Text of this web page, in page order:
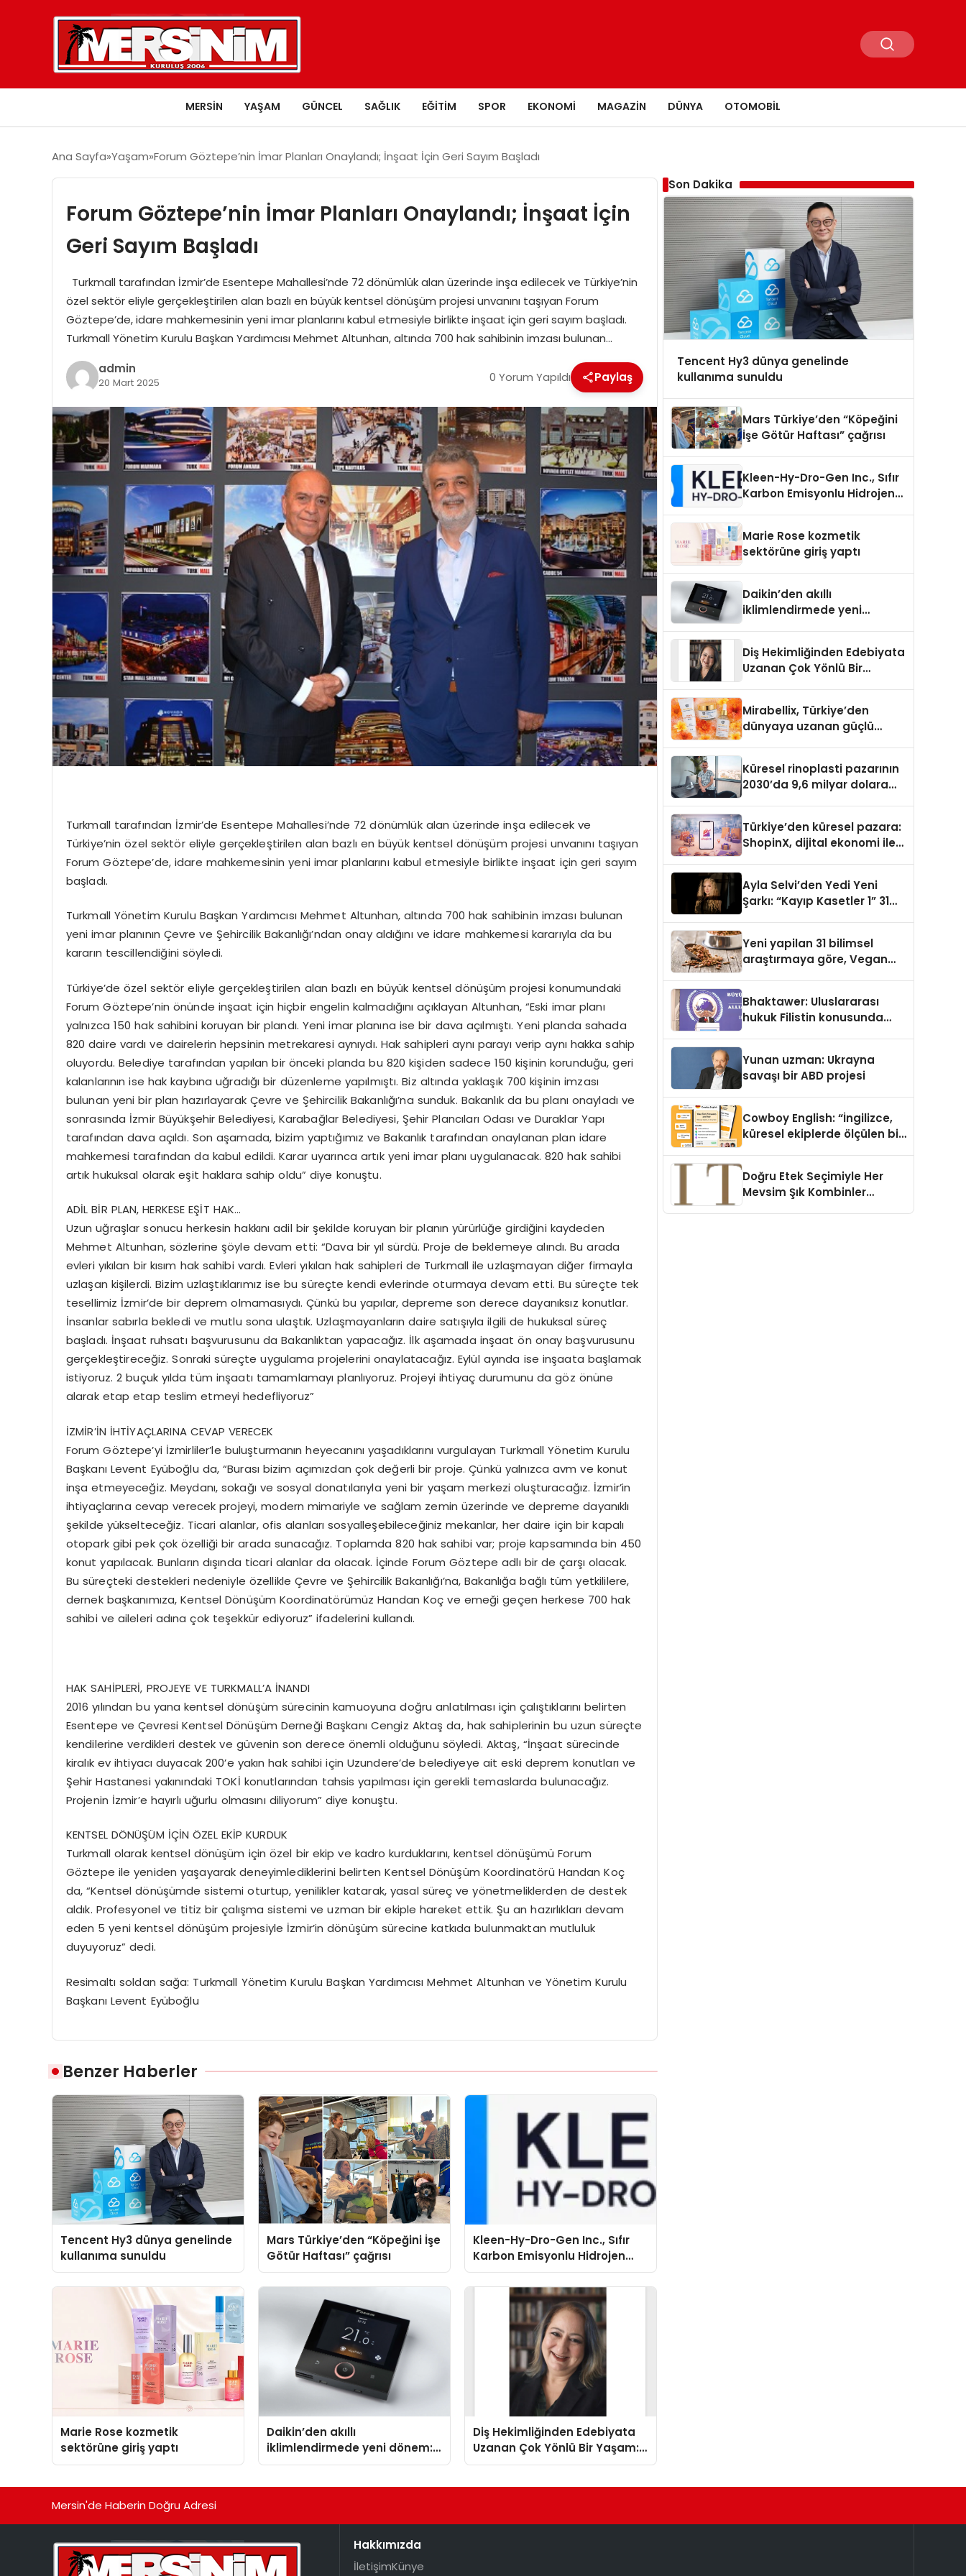
MERSIN YAŞAM GÜNCEL SAĞLIK EĞITIM SPOR EKONOMI MAGAZIN DÜNYA OTOMOBIL
Ana Sayfa Yaşam Forum Göztepe’nin İmar Planları Onaylandı; İnşaat İçin Geri Sayım Başladı
Forum Göztepe’nin İmar Planları Onaylandı; İnşaat İçin
Geri Sayım Başladı
Turkmall tarafından İzmir’de Esentepe Mahallesi’nde 72 dönümlük alan üzerinde inşa edilecek ve Türkiye’nin
özel sektör eliyle gerçekleştirilen alan bazlı en büyük kentsel dönüşüm projesi unvanını taşıyan Forum
Göztepe’de, idare mahkemesinin yeni imar planlarını kabul etmesiyle birlikte inşaat için geri sayım başladı.
Turkmall Yönetim Kurulu Başkan Yardımcısı Mehmet Altunhan, altında 700 hak sahibinin imzası bulunan…
admin
20 Mart 2025 0 Yorum Yapıldı Paylaş
Turkmall tarafından İzmir’de Esentepe Mahallesi’nde 72 dönümlük alan üzerinde inşa edilecek ve
Türkiye’nin özel sektör eliyle gerçekleştirilen alan bazlı en büyük kentsel dönüşüm projesi unvanını taşıyan
Forum Göztepe’de, idare mahkemesinin yeni imar planlarını kabul etmesiyle birlikte inşaat için geri sayım
başladı.
Turkmall Yönetim Kurulu Başkan Yardımcısı Mehmet Altunhan, altında 700 hak sahibinin imzası bulunan
yeni imar planının Çevre ve Şehircilik Bakanlığı’ndan onay aldığını ve idare mahkemesi kararıyla da bu
kararın tescillendiğini söyledi.
Türkiye’de özel sektör eliyle gerçekleştirilen alan bazlı en büyük kentsel dönüşüm projesi konumundaki
Forum Göztepe’nin önünde inşaat için hiçbir engelin kalmadığını açıklayan Altunhan, “Eski imar planı
yalnızca 150 hak sahibini koruyan bir plandı. Yeni imar planına ise bir dava açılmıştı. Yeni planda sahada
820 daire vardı ve dairelerin hepsinin metrekaresi aynıydı. Hak sahipleri aynı parayı verip aynı hakka sahip
oluyordu. Belediye tarafından yapılan bir önceki planda bu 820 kişiden sadece 150 kişinin korunduğu, geri
kalanlarının ise hak kaybına uğradığı bir düzenleme yapılmıştı. Biz altında yaklaşık 700 kişinin imzası
bulunan yeni bir plan hazırlayarak Çevre ve Şehircilik Bakanlığı’na sunduk. Bakanlık da bu planı onayladı ve
sonrasında İzmir Büyükşehir Belediyesi, Karabağlar Belediyesi, Şehir Plancıları Odası ve Duraklar Yapı
tarafından dava açıldı. Son aşamada, bizim yaptığımız ve Bakanlık tarafından onaylanan plan idare
mahkemesi tarafından da kabul edildi. Karar uyarınca artık yeni imar planı uygulanacak. 820 hak sahibi
artık hukuksal olarak eşit haklara sahip oldu” diye konuştu.
ADİL BİR PLAN, HERKESE EŞİT HAK…
Uzun uğraşlar sonucu herkesin hakkını adil bir şekilde koruyan bir planın yürürlüğe girdiğini kaydeden
Mehmet Altunhan, sözlerine şöyle devam etti: “Dava bir yıl sürdü. Proje de beklemeye alındı. Bu arada
evleri yıkılan bir kısım hak sahibi vardı. Evleri yıkılan hak sahipleri de Turkmall ile uzlaşmayan diğer firmayla
uzlaşan kişilerdi. Bizim uzlaştıklarımız ise bu süreçte kendi evlerinde oturmaya devam etti. Bu süreçte tek
tesellimiz İzmir’de bir deprem olmamasıydı. Çünkü bu yapılar, depreme son derece dayanıksız konutlar.
İnsanlar sabırla bekledi ve mutlu sona ulaştık. Uzlaşmayanların daire satışıyla ilgili de hukuksal süreç
başladı. İnşaat ruhsatı başvurusunu da Bakanlıktan yapacağız. İlk aşamada inşaat ön onay başvurusunu
gerçekleştireceğiz. Sonraki süreçte uygulama projelerini onaylatacağız. Eylül ayında ise inşaata başlamak
istiyoruz. 2 buçuk yılda tüm inşaatı tamamlamayı planlıyoruz. Projeyi ihtiyaç durumunu da göz önüne
alarak etap etap teslim etmeyi hedefliyoruz”
İZMİR’İN İHTİYAÇLARINA CEVAP VERECEK
Forum Göztepe’yi İzmirliler’le buluşturmanın heyecanını yaşadıklarını vurgulayan Turkmall Yönetim Kurulu
Başkanı Levent Eyüboğlu da, “Burası bizim açımızdan çok değerli bir proje. Çünkü yalnızca avm ve konut
inşa etmeyeceğiz. Meydanı, sokağı ve sosyal donatılarıyla yeni bir yaşam merkezi oluşturacağız. İzmir’in
ihtiyaçlarına cevap verecek projeyi, modern mimariyle ve sağlam zemin üzerinde ve depreme dayanıklı
şekilde yükselteceğiz. Ticari alanlar, ofis alanları sosyalleşebileceğiniz mekanlar, her daire için bir kapalı
otopark gibi pek çok özelliği bir arada sunacağız. Toplamda 820 hak sahibi var; proje kapsamında bin 450
konut yapılacak. Bunların dışında ticari alanlar da olacak. İçinde Forum Göztepe adlı bir de çarşı olacak.
Bu süreçteki destekleri nedeniyle özellikle Çevre ve Şehircilik Bakanlığı’na, Bakanlığa bağlı tüm yetkililere,
dernek başkanımıza, Kentsel Dönüşüm Koordinatörümüz Handan Koç ve emeği geçen herkese 700 hak
sahibi ve aileleri adına çok teşekkür ediyoruz” ifadelerini kullandı.
HAK SAHİPLERİ, PROJEYE VE TURKMALL’A İNANDI
2016 yılından bu yana kentsel dönüşüm sürecinin kamuoyuna doğru anlatılması için çalıştıklarını belirten
Esentepe ve Çevresi Kentsel Dönüşüm Derneği Başkanı Cengiz Aktaş da, hak sahiplerinin bu uzun süreçte
kendilerine verdikleri destek ve güvenin son derece önemli olduğunu söyledi. Aktaş, “İnşaat sürecinde
kiralık ev ihtiyacı duyacak 200’e yakın hak sahibi için Uzundere’de belediyeye ait eski deprem konutları ve
Şehir Hastanesi yakınındaki TOKİ konutlarından tahsis yapılması için gerekli temaslarda bulunacağız.
Projenin İzmir’e hayırlı uğurlu olmasını diliyorum” diye konuştu.
KENTSEL DÖNÜŞÜM İÇİN ÖZEL EKİP KURDUK
Turkmall olarak kentsel dönüşüm için özel bir ekip ve kadro kurduklarını, kentsel dönüşümü Forum
Göztepe ile yeniden yaşayarak deneyimlediklerini belirten Kentsel Dönüşüm Koordinatörü Handan Koç
da, “Kentsel dönüşümde sistemi oturtup, yenilikler katarak, yasal süreç ve yönetmeliklerden de destek
aldık. Profesyonel ve titiz bir çalışma sistemi ve uzman bir ekiple hareket ettik. Şu an hazırlıkları devam
eden 5 yeni kentsel dönüşüm projesiyle İzmir’in dönüşüm sürecine katkıda bulunmaktan mutluluk
duyuyoruz” dedi.
Resimaltı soldan sağa: Turkmall Yönetim Kurulu Başkan Yardımcısı Mehmet Altunhan ve Yönetim Kurulu
Başkanı Levent Eyüboğlu
Benzer Haberler
Tencent Hy3 dünya genelinde
kullanıma sunuldu
Mars Türkiye’den “Köpeğini İşe
Götür Haftası” çağrısı
Kleen-Hy-Dro-Gen Inc., Sıfır
Karbon Emisyonlu Hidrojen
Isıtma Teknolojisinde ISO ve
TSSA Düzenleyici Onaylarını
Marie Rose kozmetik
sektörüne giriş yaptı
Daikin’den akıllı
iklimlendirmede yeni dönem:
Madoka Plus Türkiye’de
Diş Hekimliğinden Edebiyata
Uzanan Çok Yönlü Bir Yaşam:
Yeşim Şahin Yaman
Son Dakika
Tencent Hy3 dünya genelinde
kullanıma sunuldu
Mars Türkiye’den “Köpeğini
İşe Götür Haftası” çağrısı
Kleen-Hy-Dro-Gen Inc., Sıfır
Karbon Emisyonlu Hidrojen
Aldı
Marie Rose kozmetik
sektörüne giriş yaptı
Daikin’den akıllı
iklimlendirmede yeni
Diş Hekimliğinden Edebiyata
Uzanan Çok Yönlü Bir
Mirabellix, Türkiye’den
dünyaya uzanan güçlü
Küresel rinoplasti pazarının
2030’da 9,6 milyar dolara
Türkiye’den küresel pazara:
ShopinX, dijital ekonomi ile
Ayla Selvi’den Yedi Yeni
Şarkı: “Kayıp Kasetler 1” 31
Yeni yapilan 31 bilimsel
araştırmaya göre, Vegan
Sindirildiğini Ortaya Koydu
Bhaktawer: Uluslararası
hukuk Filistin konusunda
Yunan uzman: Ukrayna
savaşı bir ABD projesi
Cowboy English: “İngilizce,
küresel ekiplerde ölçülen bir
Doğru Etek Seçimiyle Her
Mevsim Şık Kombinler
Mersin'de Haberin Doğru Adresi
Hakkımızda
İletişimKünye